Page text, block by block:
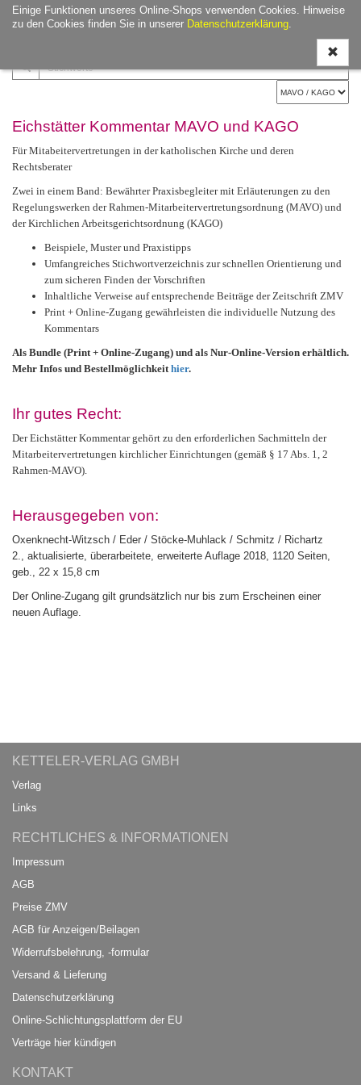
Einige Funktionen unseres Online-Shops verwenden Cookies. Hinweise
zu den Cookies finden Sie in unserer Datenschutzerklärung.
ein-/
Eichstätter Kommentar MAVO und KAGO
Für Mitabeitervertretungen in der katholischen Kirche und deren
Rechtsberater
Zwei in einem Band: Bewährter Praxisbegleiter mit Erläuterungen zu den
Regelungswerken der Rahmen-Mitarbeitervertretungsordnung (MAVO) und
der Kirchlichen Arbeitsgerichtsordnung (KAGO)
Beispiele, Muster und Praxistipps
Umfangreiches Stichwortverzeichnis zur schnellen Orientierung und
zum sicheren Finden der Vorschriften
Inhaltliche Verweise auf entsprechende Beiträge der Zeitschrift ZMV
Print + Online-Zugang gewährleisten die individuelle Nutzung des
Kommentars
Als Bundle (Print + Online-Zugang) und als Nur-Online-Version erhältlich.
Mehr Infos und Bestellmöglichkeithier.
Ihr gutes Recht:
Der Eichstätter Kommentar gehört zu den erforderlichen Sachmitteln der
Mitarbeitervertretungen kirchlicher Einrichtungen (gemäß § 17 Abs. 1, 2
Rahmen-MAVO).
Herausgegeben von:
Oxenknecht-Witzsch / Eder / Stöcke-Muhlack / Schmitz / Richartz
2., aktualisierte, überarbeitete, erweiterte Auflage 2018, 1120 Seiten,
geb., 22 x 15,8 cm
Der Online-Zugang gilt grundsätzlich nur bis zum Erscheinen einer
neuen Auflage.
KETTELER-VERLAG GMBH
Verlag
Links
RECHTLICHES & INFORMATIONEN
Impressum
AGB
Preise ZMV
AGB für Anzeigen/Beilagen
Widerrufsbelehrung, -formular
Versand & Lieferung
Datenschutzerklärung
Online-Schlichtungsplattform der EU
Verträge hier kündigen
KONTAKT